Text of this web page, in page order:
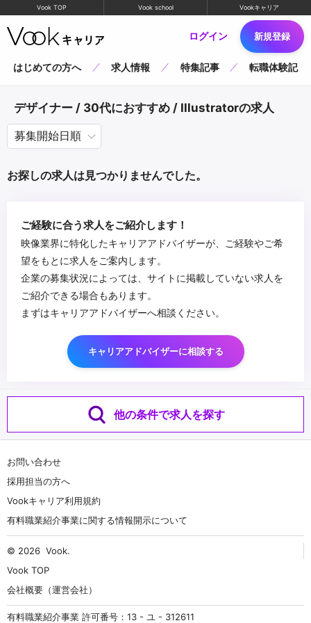
Vook TOP Vook school Vookキャリア
ログイン 新規登録
はじめての方へ 求人情報 特集記事 転職体験記
デザイナー / 30代におすすめ / Illustratorの求人
お探しの求人は見つかりませんでした。
ご経験に合う求人をご紹介します！
映像業界に特化したキャリアアドバイザーが、ご経験やご希
望をもとに求人をご案内します。
企業の募集状況によっては、サイトに掲載していない求人を
ご紹介できる場合もあります。
まずはキャリアアドバイザーへ相談ください。
キャリアアドバイザーに相談する
他の条件で求人を探す
お問い合わせ
採用担当の方へ
Vookキャリア利用規約
有料職業紹介事業に関する情報開示について
© 2026 Vook.
Vook TOP
会社概要（運営会社）
有料職業紹介事業 許可番号：13 - ユ - 312611